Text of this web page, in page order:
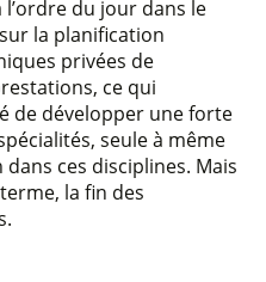
l’ordre du jour dans le
la planification
privées de
ce qui
de développer une forte
seule à même
ces disciplines. Mais
la fin des